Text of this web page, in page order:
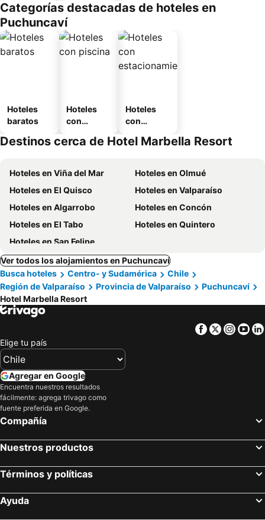
o
Categorías destacadas de hoteles en
Puchuncaví
Hoteles
baratos
Hoteles
con
Hoteles
con
miento
Destinos cerca de Hotel Marbella Resort
Hoteles en Viña del Mar
Hoteles en Olmué
Hoteles en El Quisco
Hoteles en Valparaíso
Hoteles en Algarrobo
Hoteles en Concón
Hoteles en El Tabo
Hoteles en Quintero
Hoteles en San Felipe
Ver todos los alojamientos en Puchuncaví
Busca hoteles
Centro- y Sudamérica
Chile
Región de Valparaíso
Provincia de Valparaíso
Puchuncaví
Hotel Marbella Resort
Facebook
Twitter
Elige tu país
Agregar en Google
Encuentra nuestros resultados
fácilmente: agrega trivago como
fuente preferida en Google.
Compañía
Nuestros productos
Términos y políticas
Ayuda